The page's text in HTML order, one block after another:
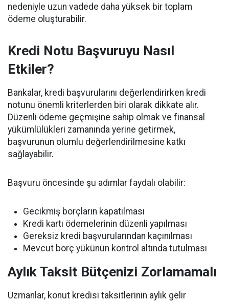
nedeniyle uzun vadede daha yüksek bir toplam
ödeme oluşturabilir.
Kredi Notu Başvuruyu Nasıl
Etkiler?
Bankalar, kredi başvurularını değerlendirirken kredi
notunu önemli kriterlerden biri olarak dikkate alır.
Düzenli ödeme geçmişine sahip olmak ve finansal
yükümlülükleri zamanında yerine getirmek,
başvurunun olumlu değerlendirilmesine katkı
sağlayabilir.
Başvuru öncesinde şu adımlar faydalı olabilir:
Gecikmiş borçların kapatılması
Kredi kartı ödemelerinin düzenli yapılması
Gereksiz kredi başvurularından kaçınılması
Mevcut borç yükünün kontrol altında tutulması
Aylık Taksit Bütçenizi Zorlamamalı
Uzmanlar, konut kredisi taksitlerinin aylık gelir